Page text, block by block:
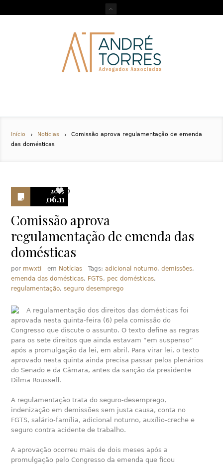
Início Notícias
Comissão aprova regulamentação de emenda
das domésticas
2013
06.11
0
Comissão aprova
regulamentação de emenda das
domésticas
por mwxti em Notícias Tags:adicional noturno,demissões,
emenda das domésticas, FGTS, pec domésticas,
regulamentação,seguro desemprego
A regulamentação dos direitos das domésticas foi
aprovada nesta quinta-feira (6) pela comissão do
Congresso que discute o assunto. O texto define as regras
para os sete direitos que ainda estavam “em suspenso”
após a promulgação da lei, em abril. Para virar lei, o texto
aprovado nesta quinta ainda precisa passar pelos plenários
do Senado e da Câmara, antes da sanção da presidente
Dilma Rousseff.
A regulamentação trata do seguro-desemprego,
indenização em demissões sem justa causa, conta no
FGTS, salário-família, adicional noturno, auxílio-creche e
seguro contra acidente de trabalho.
A aprovação ocorreu mais de dois meses após a
promulgação pelo Congresso da emenda que ficou